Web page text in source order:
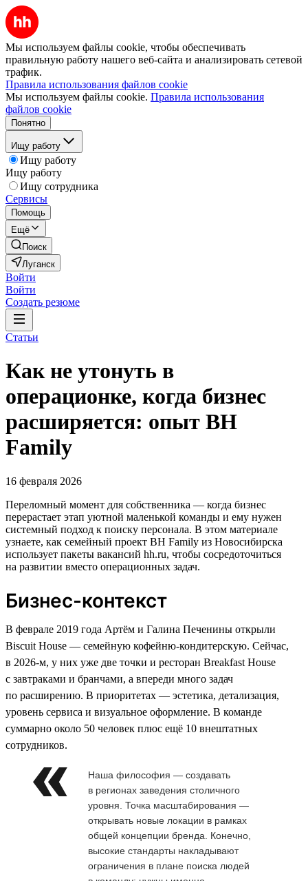
Мы используем файлы cookie, чтобы обеспечивать
правильную работу нашего веб-сайта и анализировать сетевой
трафик.
Правила использования файлов cookie
Мы используем файлы cookie. Правила использования
файлов cookie
Понятно
Ищу работу
Ищу работу
Ищу работу
Ищу сотрудника
Сервисы
Помощь
Ещё
Поиск
Луганск
Войти
Войти
Создать резюме
Статьи
Как не утонуть в
операционке, когда бизнес
расширяется: опыт BH
Family
16 февраля 2026
Переломный момент для собственника — когда бизнес
перерастает этап уютной маленькой команды и ему нужен
системный подход к поиску персонала. В этом материале
узнаете, как семейный проект BH Family из Новосибирска
использует пакеты вакансий hh.ru, чтобы сосредоточиться
на развитии вместо операционных задач.
Бизнес-контекст
В феврале 2019 года Артём и Галина Печенины открыли
Biscuit House — семейную кофейню-кондитерскую. Сейчас,
в 2026-м, у них уже две точки и ресторан Breakfast House
с завтраками и бранчами, а впереди много задач
по расширению. В приоритетах — эстетика, детализация,
уровень сервиса и визуальное оформление. В команде
суммарно около 50 человек плюс ещё 10 внештатных
сотрудников.
Наша философия — создавать
в регионах заведения столичного
уровня. Точка масштабирования —
открывать новые локации в рамках
общей концепции бренда. Конечно,
высокие стандарты накладывают
ограничения в плане поиска людей